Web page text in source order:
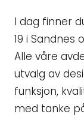
I dag finner
19 i Sandnes
Alle våre
utvalg av
funksjon,
med tanke